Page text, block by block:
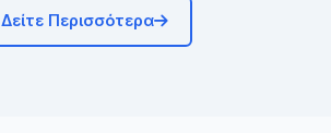
Δείτε Περισσότερα